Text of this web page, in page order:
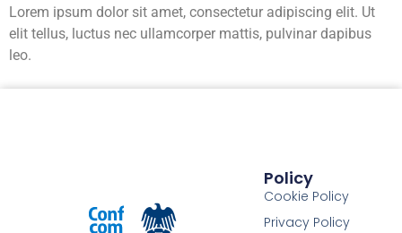
Lorem ipsum dolor sit amet, consectetur adipiscing elit. Ut
elit tellus, luctus nec ullamcorper mattis, pulvinar dapibus
leo.
Policy
Cookie Policy
Privacy Policy